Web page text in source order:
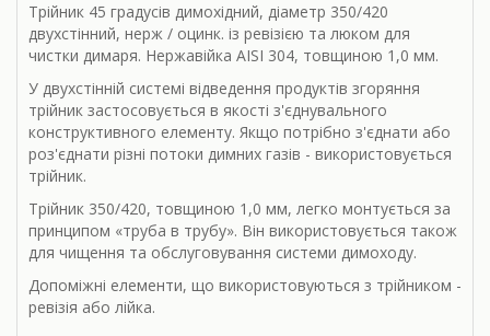
Трійник 45 градусів димохідний, діаметр 350/420
двухстінний, нерж / оцинк. із ревізією та люком для
чистки димаря. Нержавійка AISI 304, товщиною 1,0 мм.
У двухстінній системі відведення продуктів згоряння
трійник застосовується в якості з'єднувального
конструктивного елементу. Якщо потрібно з'єднати або
роз'єднати різні потоки димних газів - використовується
трійник.
Трійник 350/420, товщиною 1,0 мм, легко монтується за
принципом «труба в трубу». Він використовується також
для чищення та обслуговування системи димоходу.
Допоміжні елементи, що використовуються з трійником -
ревізія або лійка.